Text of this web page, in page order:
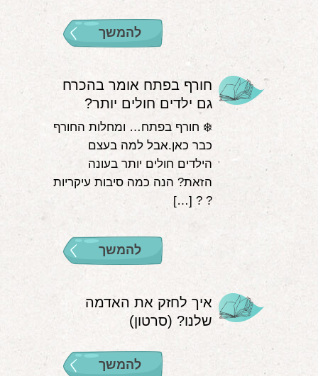
להמשך
חורף בפתח אומר בהכרח
גם ילדים חולים יותר?
❄️ חורף בפתח… ומחלות החורף
כבר כאן.אבל למה בעצם
הילדים חולים יותר בעונה
הזאת? הנה כמה סיבות עיקריות
? ? […]
להמשך
איך לחזק את האדמה
שלנו? (סרטון)
להמשך